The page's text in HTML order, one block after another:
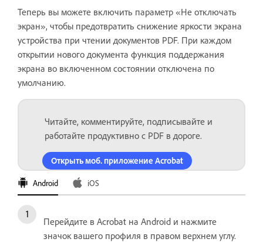
Теперь вы можете включить параметр «Не отключать
экран», чтобы предотвратить снижение яркости экрана
устройства при чтении документов PDF. При каждом
открытии нового документа функция поддержания
экрана во включенном состоянии отключена по
умолчанию.
Читайте, комментируйте, подписывайте и
работайте продуктивно с PDF в дороге.
Открыть моб. приложение Acrobat
Android iOS
Перейдите в Acrobat на Android и нажмите
значок вашего профиля в правом верхнем углу.